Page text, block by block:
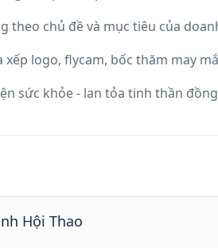
theo chủ đề và mục tiêu của
logo, flycam, bốc thăm may
sức khỏe - lan tỏa tinh thần
Hội Thao